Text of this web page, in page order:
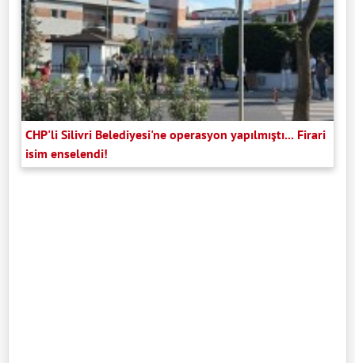
CHP'li Silivri Belediyesi'ne operasyon yapılmıştı... Firari
isim enselendi!